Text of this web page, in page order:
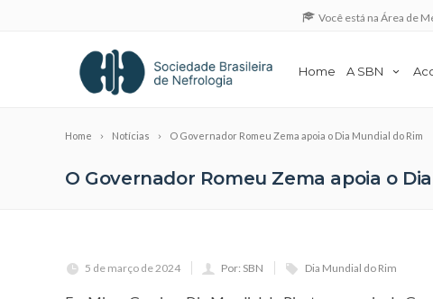
Você está na Área de
Home A SBN
Home Notícias O Governador Romeu Zema apoia o Dia Mundial do Rim
O Governador Romeu Zema apoia o
5 de março de 2024 Por: SBN Dia Mundial do Rim